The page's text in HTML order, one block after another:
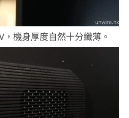
機身厚度自然十分纖薄。